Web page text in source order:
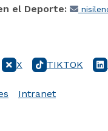
el Deporte:
X TIKTOK
Intranet